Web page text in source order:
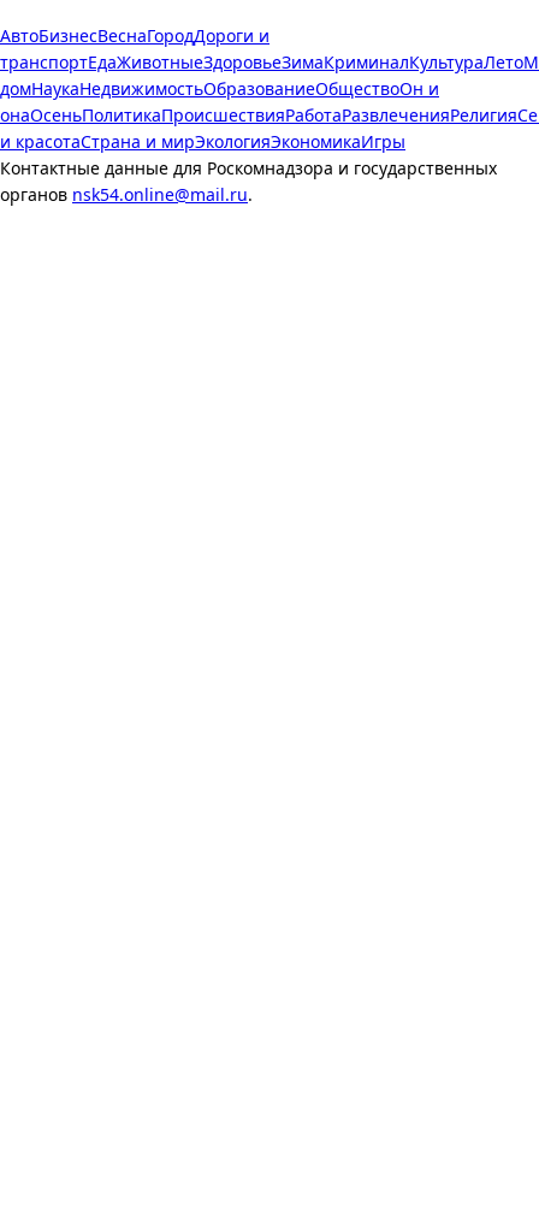
АвтоБизнесВеснаГородДороги и
транспортЕдаЖивотныеЗдоровьеЗимаКриминалКультураЛето
домНаукаНедвижимостьОбразованиеОбществоОн и
онаОсеньПолитикаПроисшествияРаботаРазвлеченияРелигия
и красотаСтрана и мирЭкологияЭкономикаИгры
Контактные данные для Роскомнадзора и государственных
органов nsk54.online@mail.ru.